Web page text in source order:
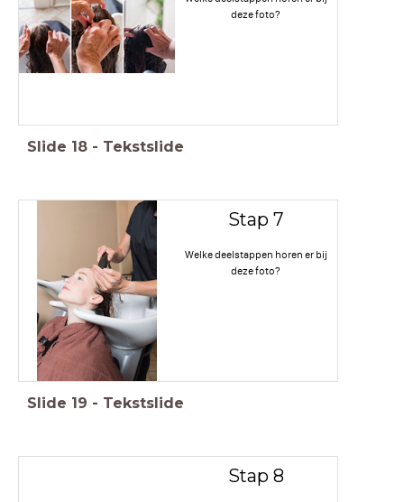
deze foto?
Slide 18 - Tekstslide
Stap 7
Welke deelstappen horen er bij
deze foto?
Slide 19 - Tekstslide
Stap 8